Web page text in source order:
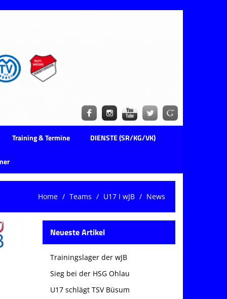
Training & Termine DIENSTE (SR/KG/VK)
Home Teams U17 I wJB News
Neueste Artikel
Trainingslager der wJB
Sieg bei der HSG Ohlau
U17 schlägt TSV Büsum